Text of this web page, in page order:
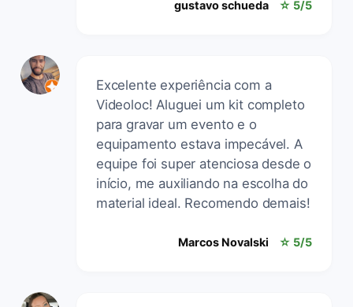
gustavo schueda ☆ 5/5
Excelente experiência com a
Videoloc! Aluguei um kit completo
para gravar um evento e o
equipamento estava impecável. A
equipe foi super atenciosa desde o
início, me auxiliando na escolha do
material ideal. Recomendo demais!
Marcos Novalski ☆ 5/5